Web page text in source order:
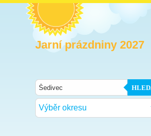
Jarní prázdniny 2027
Výběr okresu